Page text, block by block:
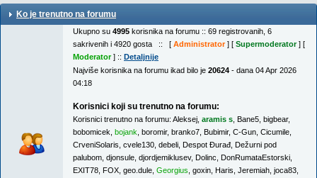
Ko je trenutno na forumu
Ukupno su 4995 korisnika na forumu :: 69 registrovanih, 6
sakrivenih i 4920 gosta :: [ Administrator] [ Supermoderator] [
Moderator] :: Detaljnije
Najviše korisnika na forumu ikad bilo je 20624 - dana 04 Apr 2026
04:18
Korisnici koji su trenutno na forumu:
Korisnici trenutno na forumu: Aleksej aramis s Bane5 bigbear,
bobomicek bojank boromir, branko7 Bubimir, C-Gun Cicumile
CrveniSolaris cvele130 debeli Despot Đurađ Dežurni pod
palubom djonsule djordjemiklusev, Dolinc DonRumataEstorski
EXIT78 FOX geo.dule Georgius goxin Haris Jeremiah joca83